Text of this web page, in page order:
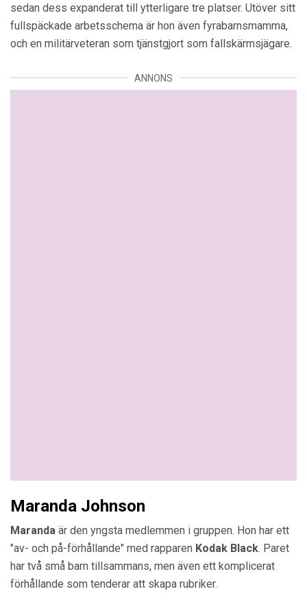
sedan dess expanderat till ytterligare tre platser. Utöver sitt
fullspäckade arbetsschema är hon även fyrabarnsmamma,
och en militärveteran som tjänstgjort som fallskärmsjägare.
ANNONS
Maranda Johnson
Maranda är den yngsta medlemmen i gruppen. Hon har ett
"av- och på-förhållande" med rapparen Kodak Black. Paret
har två små barn tillsammans, men även ett komplicerat
förhållande som tenderar att skapa rubriker.